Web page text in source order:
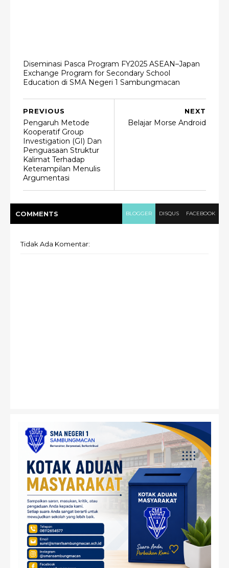
Diseminasi Pasca Program FY2025 ASEAN–Japan
Exchange Program for Secondary School
Education di SMA Negeri 1 Sambungmacan
NEXT
Belajar Morse Android
PREVIOUS
Pengaruh Metode
Kooperatif Group
Investigation (GI) Dan
Penguasaan Struktur
Kalimat Terhadap
Keterampilan Menulis
Argumentasi
COMMENTS BLOGGER DISQUS FACEBOOK
Tidak Ada Komentar: